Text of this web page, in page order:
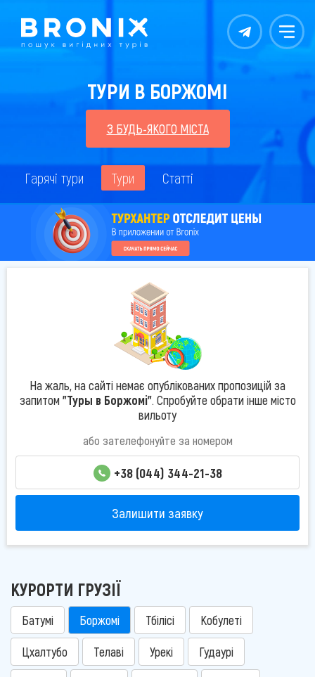
Контакты Меню
ТУРИ В БОРЖОМІ
З БУДЬ-ЯКОГО МІСТА
Гарячі тури Тури Статті
На жаль, на сайті немає опублікованих пропозицій за
запитом "Туры в Боржомі". Спробуйте обрати інше місто
вильоту
або зателефонуйте за номером
+38 (044) 344-21-38
Залишити заявку
КУРОРТИ ГРУЗІЇ
Батумі Боржомі Тбілісі Кобулеті
Цхалтубо Телаві Урекі Гудаурі